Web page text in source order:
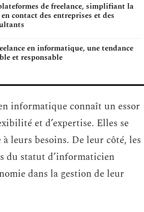
de freelance, simplifiant la
contact des entreprises et des
en informatique, une tendance
et responsable
informatique connaît un essor
et d’expertise. Elles se
leurs besoins. De leur côté, les
du statut d’informaticien
dans la gestion de leur